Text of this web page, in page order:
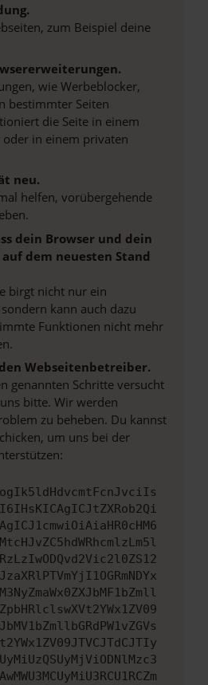
zum Beispiel deine
wie Werbeblocker,
bestimmter Seiten
die Seite in einem
in einem privaten
neu.
helfen, vorübergehende
dein Browser und dein
dem neuesten Stand
birgt nicht nur ein
kann auch dazu
Funktionen nicht mehr
Webseitenbetreiber.
genannten Schritte versucht
bitte. Wir werden
zu beheben. Du kannst
um uns bei der